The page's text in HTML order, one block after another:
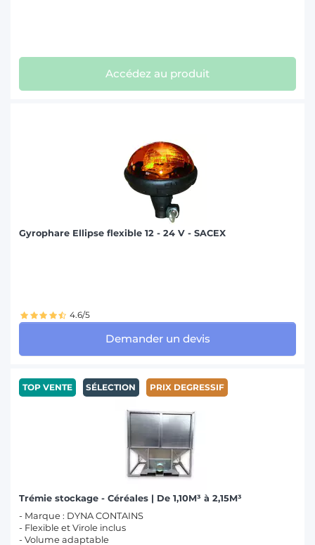
Accédez au produit
Gyrophare Ellipse flexible 12 - 24 V - SACEX
4.6/5
Demander un devis
TOP VENTE SÉLECTION PRIX DEGRESSIF
Trémie stockage - Céréales | De 1,10M³ à 2,15M³
- Marque : DYNA CONTAINS
- Flexible et Virole inclus
- Volume adaptable